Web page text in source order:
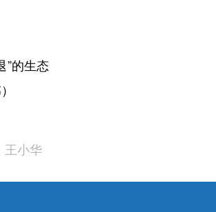
的生态
王小华